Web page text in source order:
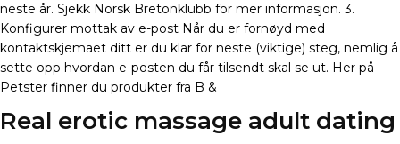
neste år. Sjekk Norsk Bretonklubb for mer informasjon. 3.
Konfigurer mottak av e-post Når du er fornøyd med
kontaktskjemaet ditt er du klar for neste (viktige) steg, nemlig å
sette opp hvordan e-posten du får tilsendt skal se ut. Her på
Petster finner du produkter fra B &
Real erotic massage adult dating